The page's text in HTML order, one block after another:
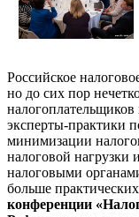
Российское
но до сих пор
эксперты-практики
минимизации
налоговой нагрузки
налоговыми
больше
конференции